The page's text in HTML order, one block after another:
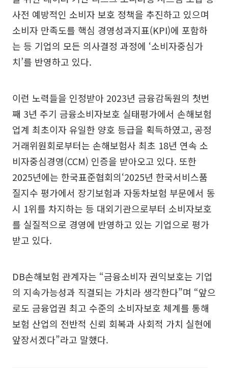
사전 예방적인 소비자 보호 정책을 추진하고 있으며
소비자 만족도를 핵심 경영성과지표(KPI)에 포함하
는 등 기업의 모든 의사결정 과정에 ‘소비자중심가
치’를 반영하고 있다.
이런 노력들을 인정받아 2023년 금융감독원의 첫번
째 3년 주기 금융소비자보호 실태평가에서 손해보험
업계 최초이자 유일한 양호 등급을 획득하였고, 공정
거래위원회로부터는 손해보험사 최초 18년 연속 소
비자중심경영(CCM) 인증을 받아오고 있다. 또한
2025년에는 한국표준협회의‘2025년 한국서비스품
질지수 평가에서 장기보험과 자동차보험 부문에서 동
시 1위를 차지하는 등 대외기관으로부터 소비자보호
를 실질적으로 경영에 반영하고 있는 기업으로 평가
받고 있다.
DB손해보험 관계자는 “금융소비자 권익보호는 기업
의 지속가능성과 직결되는 가치라 생각한다”며 “앞으
로도 금융업권 최고 수준의 소비자보호 체계를 통해
보험 산업의 전반적 신뢰 회복과 사회적 가치 실현에
앞장서겠다”라고 말했다.